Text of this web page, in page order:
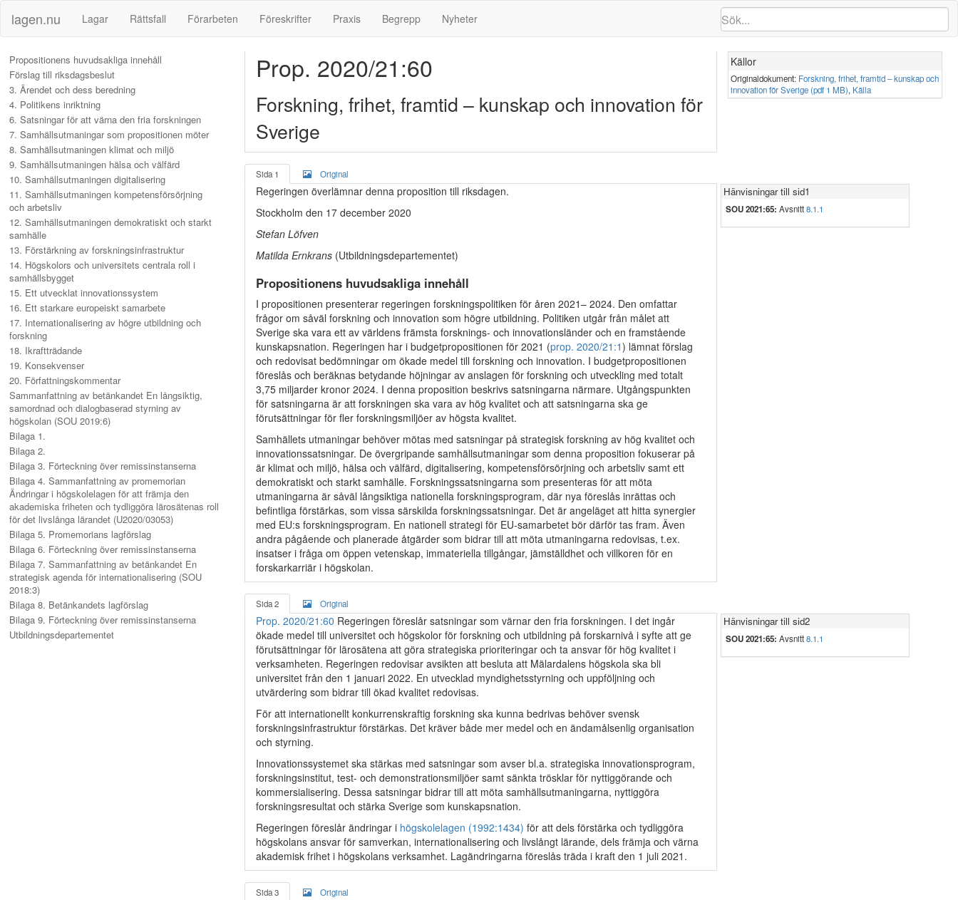
lagen.nu Lagar Rättsfall Förarbeten Föreskrifter Praxis Begrepp Nyheter
Propositionens huvudsakliga innehåll
Förslag till riksdagsbeslut
3. Ärendet och dess beredning
4. Politikens inriktning
6. Satsningar för att värna den fria forskningen
7. Samhällsutmaningar som propositionen möter
8. Samhällsutmaningen klimat och miljö
9. Samhällsutmaningen hälsa och välfärd
10. Samhällsutmaningen digitalisering
11. Samhällsutmaningen kompetensförsörjning
och arbetsliv
12. Samhällsutmaningen demokratiskt och starkt
samhälle
13. Förstärkning av forskningsinfrastruktur
14. Högskolors och universitets centrala roll i
samhällsbygget
15. Ett utvecklat innovationssystem
16. Ett starkare europeiskt samarbete
17. Internationalisering av högre utbildning och
forskning
18. Ikraftträdande
19. Konsekvenser
20. Författningskommentar
Sammanfattning av betänkandet En långsiktig,
samordnad och dialogbaserad styrning av
högskolan (SOU 2019:6)
Bilaga 1.
Bilaga 2.
Bilaga 3. Förteckning över remissinstanserna
Bilaga 4. Sammanfattning av promemorian
Ändringar i högskolelagen för att främja den
akademiska friheten och tydliggöra lärosätenas roll
för det livslånga lärandet (U2020/03053)
Bilaga 5. Promemorians lagförslag
Bilaga 6. Förteckning över remissinstanserna
Bilaga 7. Sammanfattning av betänkandet En
strategisk agenda för internationalisering (SOU
2018:3)
Bilaga 8. Betänkandets lagförslag
Bilaga 9. Förteckning över remissinstanserna
Utbildningsdepartementet
Prop. 2020/21:60
Forskning, frihet, framtid – kunskap och innovation för
Sverige
Källor
Originaldokument: Forskning, frihet, framtid – kunskap och
innovation för Sverige (pdf 1 MB), Källa
Sida 1 Original
Hänvisningar till sid1
SOU 2021:65: Avsnitt8.1.1
Regeringen överlämnar denna proposition till riksdagen.
Stockholm den 17 december 2020
Stefan Löfven
Matilda Ernkrans (Utbildningsdepartementet)
Propositionens huvudsakliga innehåll
I propositionen presenterar regeringen forskningspolitiken för åren 2021– 2024. Den omfattar
frågor om såväl forskning och innovation som högre utbildning. Politiken utgår från målet att
Sverige ska vara ett av världens främsta forsknings- och innovationsländer och en framstående
kunskapsnation. Regeringen har i budgetpropositionen för 2021 (prop. 2020/21:1) lämnat förslag
och redovisat bedömningar om ökade medel till forskning och innovation. I budgetpropositionen
föreslås och beräknas betydande höjningar av anslagen för forskning och utveckling med totalt
3,75 miljarder kronor 2024. I denna proposition beskrivs satsningarna närmare. Utgångspunkten
för satsningarna är att forskningen ska vara av hög kvalitet och att satsningarna ska ge
förutsättningar för fler forskningsmiljöer av högsta kvalitet.
Samhällets utmaningar behöver mötas med satsningar på strategisk forskning av hög kvalitet och
innovationssatsningar. De övergripande samhällsutmaningar som denna proposition fokuserar på
är klimat och miljö, hälsa och välfärd, digitalisering, kompetensförsörjning och arbetsliv samt ett
demokratiskt och starkt samhälle. Forskningssatsningarna som presenteras för att möta
utmaningarna är såväl långsiktiga nationella forskningsprogram, där nya föreslås inrättas och
befintliga förstärkas, som vissa särskilda forskningssatsningar. Det är angeläget att hitta synergier
med EU:s forskningsprogram. En nationell strategi för EU-samarbetet bör därför tas fram. Även
andra pågående och planerade åtgärder som bidrar till att möta utmaningarna redovisas, t.ex.
insatser i fråga om öppen vetenskap, immateriella tillgångar, jämställdhet och villkoren för en
forskarkarriär i högskolan.
Sida 2 Original
Hänvisningar till sid2
SOU 2021:65: Avsnitt8.1.1
Prop. 2020/21:60 Regeringen föreslår satsningar som värnar den fria forskningen. I det ingår
ökade medel till universitet och högskolor för forskning och utbildning på forskarnivå i syfte att ge
förutsättningar för lärosätena att göra strategiska prioriteringar och ta ansvar för hög kvalitet i
verksamheten. Regeringen redovisar avsikten att besluta att Mälardalens högskola ska bli
universitet från den 1 januari 2022. En utvecklad myndighetsstyrning och uppföljning och
utvärdering som bidrar till ökad kvalitet redovisas.
För att internationellt konkurrenskraftig forskning ska kunna bedrivas behöver svensk
forskningsinfrastruktur förstärkas. Det kräver både mer medel och en ändamålsenlig organisation
och styrning.
Innovationssystemet ska stärkas med satsningar som avser bl.a. strategiska innovationsprogram,
forskningsinstitut, test- och demonstrationsmiljöer samt sänkta trösklar för nyttiggörande och
kommersialisering. Dessa satsningar bidrar till att möta samhällsutmaningarna, nyttiggöra
forskningsresultat och stärka Sverige som kunskapsnation.
Regeringen föreslår ändringar i högskolelagen (1992:1434) för att dels förstärka och tydliggöra
högskolans ansvar för samverkan, internationalisering och livslångt lärande, dels främja och värna
akademisk frihet i högskolans verksamhet. Lagändringarna föreslås träda i kraft den 1 juli 2021.
Sida 3 Original